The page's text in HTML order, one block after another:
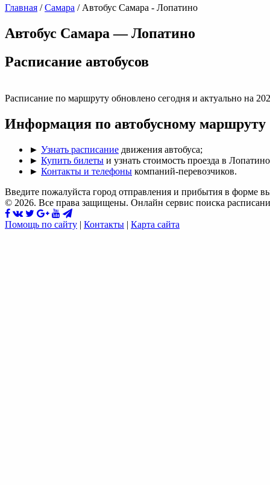
Главная /Самара / Автобус Самара - Лопатино
Автобус Самара — Лопатино
Раcписание автобусов
Расписание по маршруту обновлено сегодня и актуально на
Информация по автобусному
► Узнать расписание движения автобуса;
► Купить билеты и узнать стоимость проезда в
► Контакты и телефоны компаний-перевозчиков.
Введите пожалуйста город отправления и прибытия в форме
© 2026. Все права защищены. Онлайн сервис поиска
Помощь по сайту | Контакты | Карта сайта